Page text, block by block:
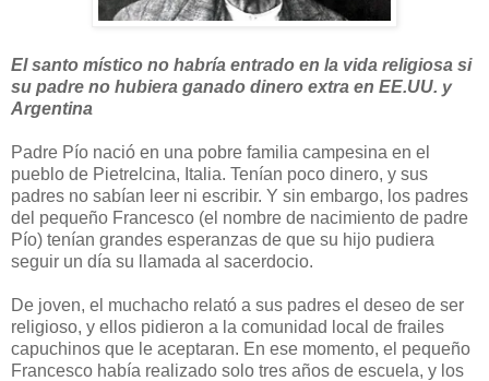
El santo místico no habría entrado en la vida religiosa si
su padre no hubiera ganado dinero extra en EE.UU. y
Argentina
Padre Pío nació en una pobre familia campesina en el
pueblo de Pietrelcina, Italia. Tenían poco dinero, y sus
padres no sabían leer ni escribir. Y sin embargo, los padres
del pequeño Francesco (el nombre de nacimiento de padre
Pío) tenían grandes esperanzas de que su hijo pudiera
seguir un día su llamada al sacerdocio.
De joven, el muchacho relató a sus padres el deseo de ser
religioso, y ellos pidieron a la comunidad local de frailes
capuchinos que le aceptaran. En ese momento, el pequeño
Francesco había realizado solo tres años de escuela, y los